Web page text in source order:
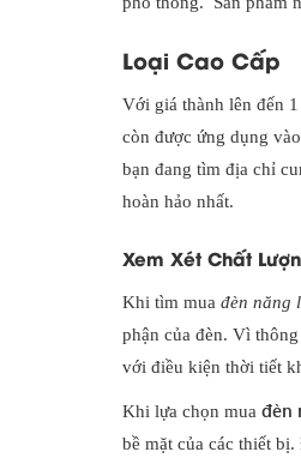
Loại Cao Cấp
Với giá thành lên đến
còn được ứng dụng
bạn đang tìm địa chỉ
hoàn hảo nhất.
Xem Xét Chất
Khi tìm mua đèn năng
phận của đèn. Vì
với điều kiện thời tiết
Khi lựa chọn mua đèn
bề mặt của các thiết